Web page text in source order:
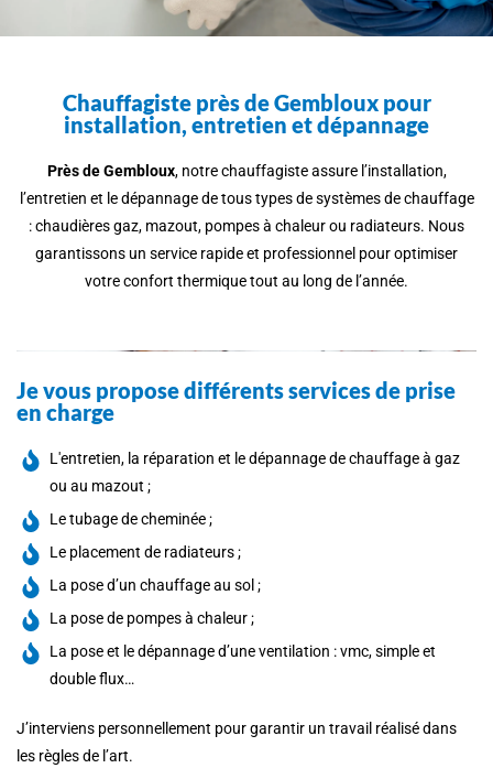
Chauffagiste près de Gembloux pour
installation, entretien et dépannage
Près de Gembloux, notre chauffagiste assure l’installation,
l’entretien et le dépannage de tous types de systèmes de chauffage
: chaudières gaz, mazout, pompes à chaleur ou radiateurs. Nous
garantissons un service rapide et professionnel pour optimiser
votre confort thermique tout au long de l’année.
Je vous propose différents services de prise
en charge
L'entretien, la réparation et le dépannage de chauffage à gaz
ou au mazout ;
Le tubage de cheminée ;
Le placement de radiateurs ;
La pose d’un chauffage au sol ;
La pose de pompes à chaleur ;
La pose et le dépannage d’une ventilation : vmc, simple et
double flux…
J’interviens personnellement pour garantir un travail réalisé dans
les règles de l’art.